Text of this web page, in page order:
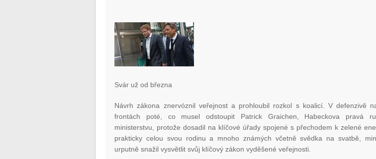
Svár už od března
Návrh zákona znervóznil veřejnost a prohloubil rozkol s koalicí. V defenzivě
frontách poté, co musel odstoupit Patrick Graichen, Habeckova pravá
ministerstvu, protože dosadil na klíčové úřady spojené s přechodem k zelené
prakticky celou svou rodinu a mnoho známých včetně svědka na svatbě,
urputně snažil vysvětlit svůj klíčový zákon vyděšené veřejnosti.